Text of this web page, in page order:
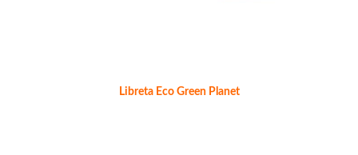
Libreta Eco Green Planet